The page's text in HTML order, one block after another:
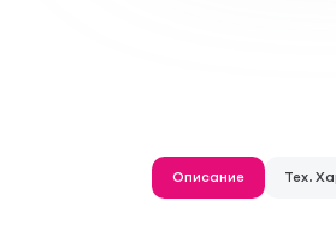
Описание Тех.